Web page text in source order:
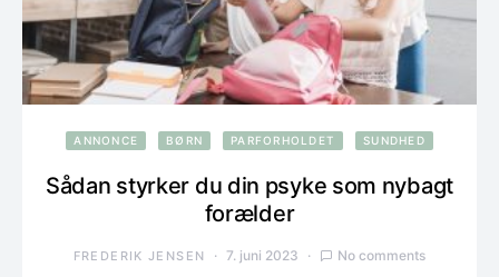
ANNONCE BØRN PARFORHOLDET SUNDHED
Sådan styrker du din psyke som nybagt
forælder
FREDERIK JENSEN 7. juni 2023 No comments